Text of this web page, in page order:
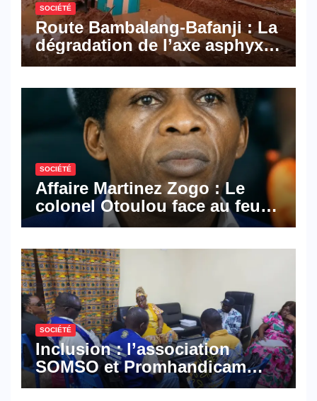
SOCIÉTÉ
Route Bambalang-Bafanji : La
dégradation de l’axe asphyxie
les activités économiques
SOCIÉTÉ
Affaire Martinez Zogo : Le
colonel Otoulou face au feu
croisé des avocats de la
SOCIÉTÉ
Inclusion : l’association
SOMSO et Promhandicam
militent en faveur d’une